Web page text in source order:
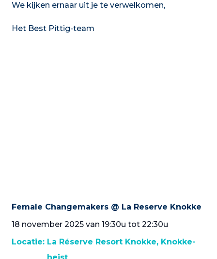
We kijken ernaar uit je te verwelkomen,
Het Best Pittig-team
Female Changemakers @ La Reserve Knokke
18 november 2025 van 19:30u tot 22:30u
Locatie: La Réserve Resort Knokke, Knokke-